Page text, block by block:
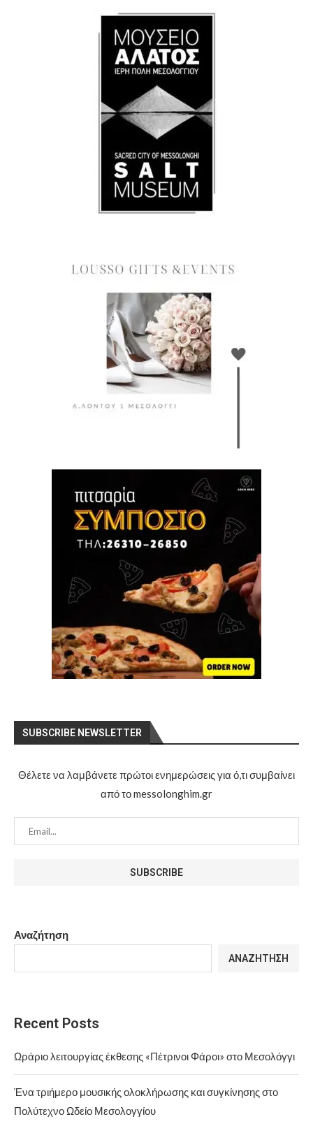
Αναζήτηση
ΑΝΑΖΉΤΗΣΗ
Recent Posts
Ωράριο λειτουργίας έκθεσης «Πέτρινοι Φάροι» στο Μεσολόγγι
Ένα τριήμερο μουσικής ολοκλήρωσης και συγκίνησης στο
Πολύτεχνο Ωδείο Μεσολογγίου
SUBSCRIBE NEWSLETTER
Θέλετε να λαμβάνετε πρώτοι ενημερώσεις για ό,τι συμβαίνει
από το messolonghim.gr